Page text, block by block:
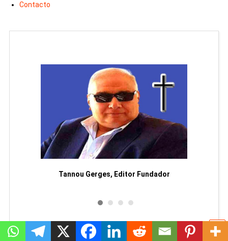
Contacto
Tannou Gerges, Editor Fundador